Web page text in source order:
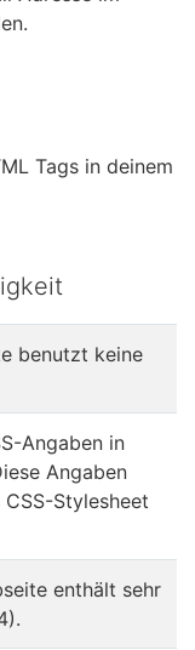
Tags in deinem
benutzt keine
Angaben in
Angaben
Stylesheet
enthält sehr